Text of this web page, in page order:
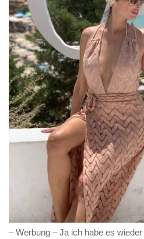
– Werbung – Ja ich habe es